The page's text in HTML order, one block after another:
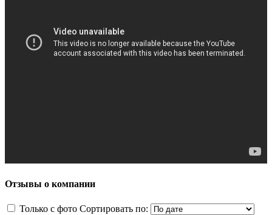
Отзывы о компании
Только с фото Сортировать по: